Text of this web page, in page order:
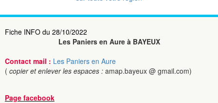
Fiche INFO du 28/10/2022
Les Paniers en Aure à BAYEUX
Contact mail : Les Paniers en Aure
( copier et enlever les espaces : amap.bayeux @ gmail.com)
Page facebook